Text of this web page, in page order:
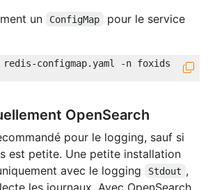
un ConfigMap
pour le service
OpenSearch
pour le logging, sauf si
est petite. Une petite installation
avec le logging
Stdout ,
les journaux. Avec OpenSearch,